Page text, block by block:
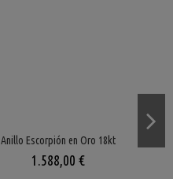
Anillo Escorpión en Oro 18kt
1.588,00 €